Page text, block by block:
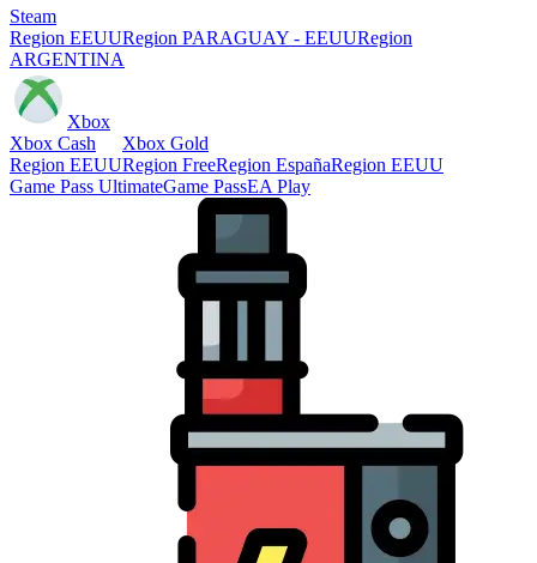
Steam
Region EEUURegion PARAGUAY - EEUURegion
ARGENTINA
Xbox
Xbox Cash
Region EEUU
Xbox Gold
Region FreeRegion EspañaRegion EEUU
Game Pass UltimateGame PassEA Play